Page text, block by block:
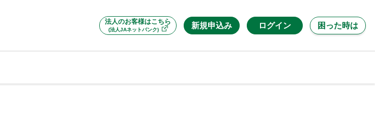
法人のお客様はこちら
(法人JAネットバンク) 新規申込み ログイン 困った時は